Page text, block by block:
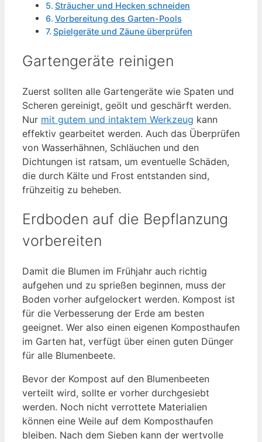
Sträucher und Hecken schneiden
Vorbereitung des Garten-Pools
Spielgeräte und Zäune überprüfen
Gartengeräte reinigen
Zuerst sollten alle Gartengeräte wie Spaten und
Scheren gereinigt, geölt und geschärft werden.
Nur mit gutem und intaktem Werkzeug kann
effektiv gearbeitet werden. Auch das Überprüfen
von Wasserhähnen, Schläuchen und den
Dichtungen ist ratsam, um eventuelle Schäden,
die durch Kälte und Frost entstanden sind,
frühzeitig zu beheben.
Erdboden auf die Bepflanzung
vorbereiten
Damit die Blumen im Frühjahr auch richtig
aufgehen und zu sprießen beginnen, muss der
Boden vorher aufgelockert werden. Kompost ist
für die Verbesserung der Erde am besten
geeignet. Wer also einen eigenen Komposthaufen
im Garten hat, verfügt über einen guten Dünger
für alle Blumenbeete.
Bevor der Kompost auf den Blumenbeeten
verteilt wird, sollte er vorher durchgesiebt
werden. Noch nicht verrottete Materialien
können eine Weile auf dem Komposthaufen
bleiben. Nach dem Sieben kann der wertvolle